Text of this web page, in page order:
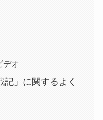
デオ
記」に関するよく